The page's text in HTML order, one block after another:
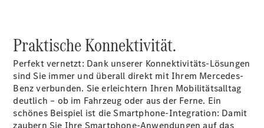
Alle Coupés
CLE Coupé
Mercedes-
AMG GT
Praktische Konnektivität.
Perfekt vernetzt: Dank unserer Konnektivitäts-Lösungen
sind Sie immer und überall direkt mit Ihrem Mercedes-
Benz verbunden. Sie erleichtern Ihren Mobilitätsalltag
deutlich – ob im Fahrzeug oder aus der Ferne. Ein
schönes Beispiel ist die Smartphone-Integration: Damit
zaubern Sie Ihre Smartphone-Anwendungen auf das